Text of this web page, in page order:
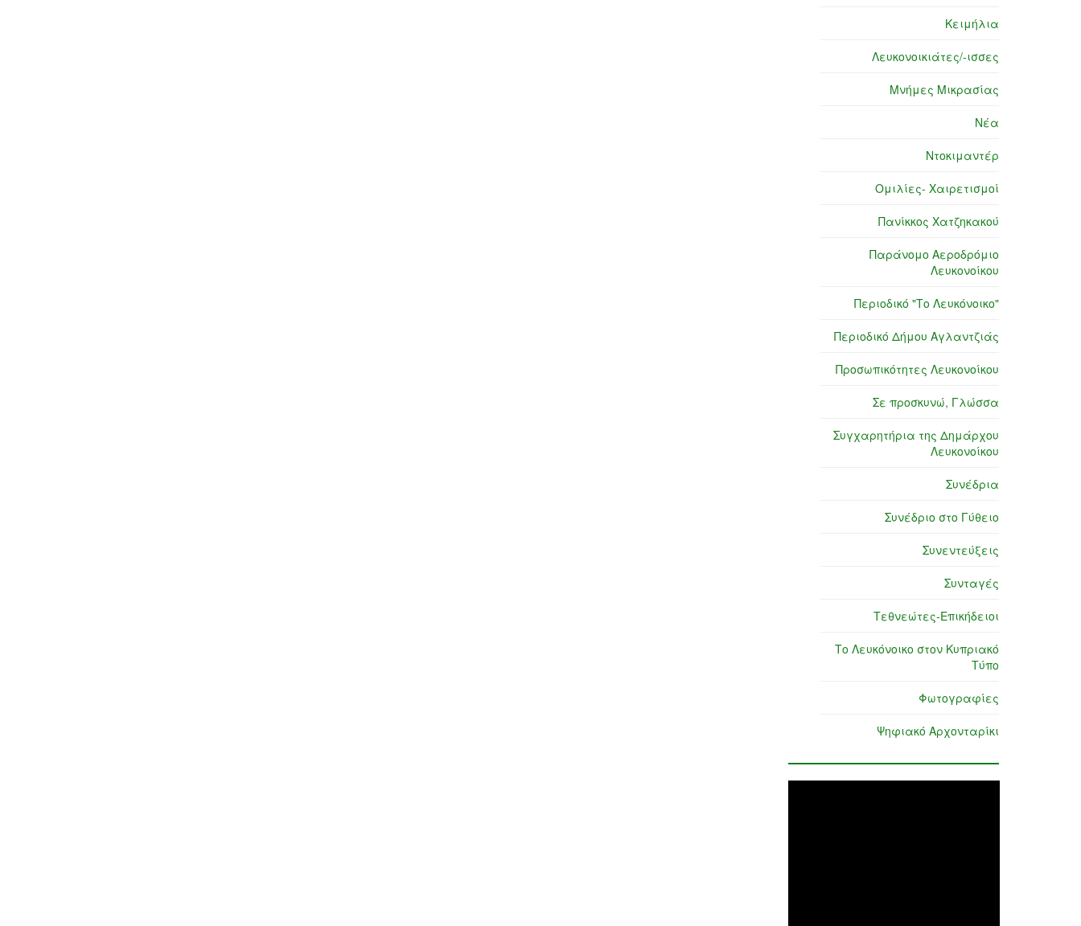
Κειμήλια
Λευκονοικιάτες/-ισσες
Μνήμες Μικρασίας
Νέα
Ντοκιμαντέρ
Ομιλίες- Χαιρετισμοί
Πανίκκος Χατζηκακού
Παράνομο Αεροδρόμιο
Λευκονοίκου
Περιοδικό "Το Λευκόνοικο"
Περιοδικό Δήμου Αγλαντζιάς
Προσωπικότητες Λευκονοίκου
Σε προσκυνώ, Γλώσσα
Συγχαρητήρια της Δημάρχου
Λευκονοίκου
Συνέδρια
Συνέδριο στο Γύθειο
Συνεντεύξεις
Συνταγές
Τεθνεώτες-Επικήδειοι
Το Λευκόνοικο στον Κυπριακό
Τύπο
Φωτογραφίες
Ψηφιακό Αρχονταρίκι